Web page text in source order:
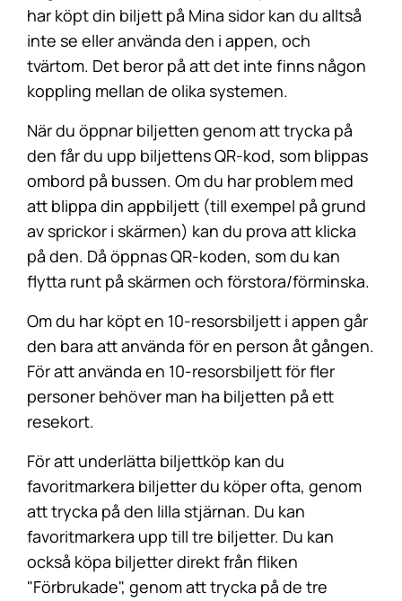
har köpt din biljett på Mina sidor kan du alltså
inte se eller använda den i appen, och
tvärtom. Det beror på att det inte finns någon
koppling mellan de olika systemen.
När du öppnar biljetten genom att trycka på
den får du upp biljettens QR-kod, som blippas
ombord på bussen. Om du har problem med
att blippa din appbiljett (till exempel på grund
av sprickor i skärmen) kan du prova att klicka
på den. Då öppnas QR-koden, som du kan
flytta runt på skärmen och förstora/förminska.
Om du har köpt en 10-resorsbiljett i appen går
den bara att använda för en person åt gången.
För att använda en 10-resorsbiljett för fler
personer behöver man ha biljetten på ett
resekort.
För att underlätta biljettköp kan du
favoritmarkera biljetter du köper ofta, genom
att trycka på den lilla stjärnan. Du kan
favoritmarkera upp till tre biljetter. Du kan
också köpa biljetter direkt från fliken
"Förbrukade", genom att trycka på de tre